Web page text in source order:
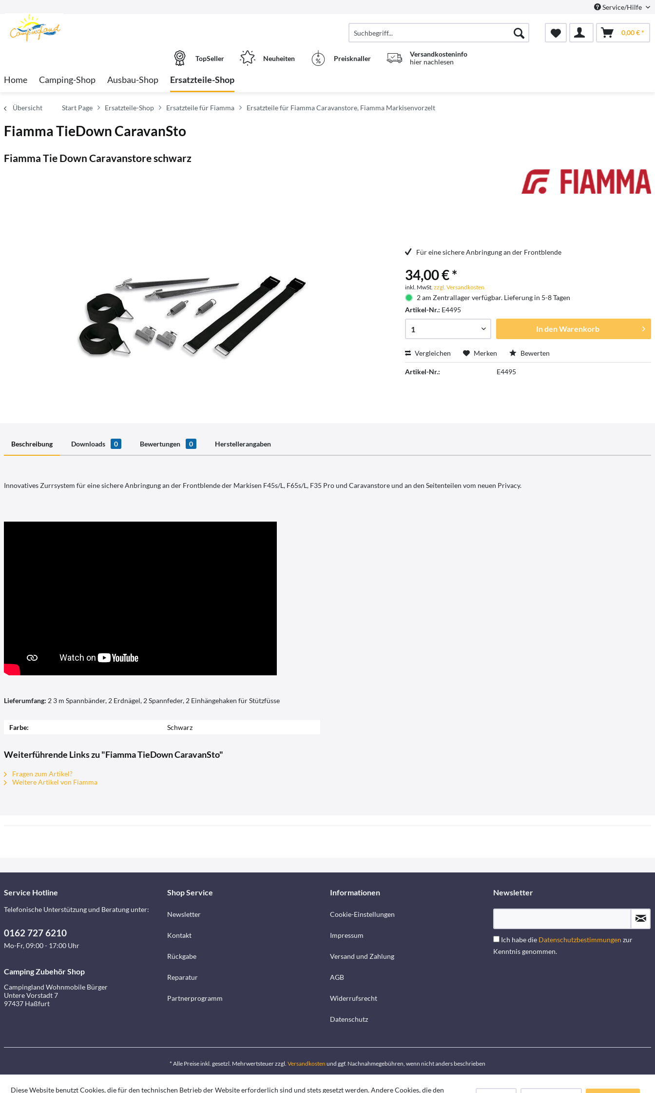
Service/Hilfe
0,00 € *
TopSeller Neuheiten Preisknaller
Versandkosteninfo
hier nachlesen
Home Camping-Shop Ausbau-Shop Ersatzteile-Shop
Übersicht Start Page Ersatzteile-Shop Ersatzteile für Fiamma Ersatzteile für Fiamma Caravanstore, Fiamma Markisenvorzelt
Fiamma TieDown CaravanSto
Fiamma Tie Down Caravanstore schwarz
Für eine sichere Anbringung an der Frontblende
34,00 € *
inkl. MwSt.zzgl. Versandkosten
2 am Zentrallager verfügbar. Lieferung in 5-8 Tagen
Artikel-Nr.: E4495
In denWarenkorb
Vergleichen Merken Bewerten
Artikel-Nr.: E4495
Beschreibung Downloads 0 Bewertungen 0 Herstellerangaben
Innovatives Zurrsystem für eine sichere Anbringung an der Frontblende der Markisen F45s/L, F65s/L, F35 Pro und Caravanstore und an den Seitenteilen vom neuen Privacy.
Lieferumfang: 2 3 m Spannbänder, 2 Erdnägel, 2 Spannfeder, 2 Einhängehaken für Stützfüsse
Farbe: Schwarz
Weiterführende Links zu "Fiamma TieDown CaravanSto"
Fragen zum Artikel?
Weitere Artikel von Fiamma
Service Hotline
Telefonische Unterstützung und Beratung unter:
0162 727 6210
Mo-Fr, 09:00 - 17:00 Uhr
Camping Zubehör Shop
Campingland Wohnmobile Bürger
Untere Vorstadt 7
97437 Haßfurt
Shop Service
Newsletter
Kontakt
Rückgabe
Reparatur
Partnerprogramm
Informationen
Cookie-Einstellungen
Impressum
Versand und Zahlung
AGB
Widerrufsrecht
Datenschutz
Newsletter
Ich habe die Datenschutzbestimmungen zur
Kenntnis genommen.
* Alle Preise inkl. gesetzl. Mehrwertsteuer zzgl. Versandkosten und ggf. Nachnahmegebühren, wenn nicht anders beschrieben
Diese Website benutzt Cookies, die für den technischen Betrieb der Website erforderlich sind und stets gesetzt werden. Andere Cookies, die den